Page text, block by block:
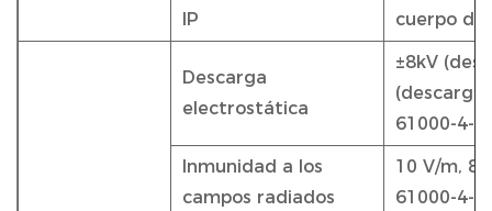
IP
cuerpo
Descarga
electrostática
±8kV
(descarga
61000-4-2
Inmunidad a los
campos radiados
10 V/m,
61000-4-3